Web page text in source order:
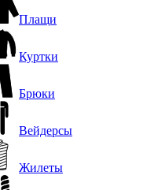
Плащи
Куртки
Брюки
Вейдерсы
Жилеты